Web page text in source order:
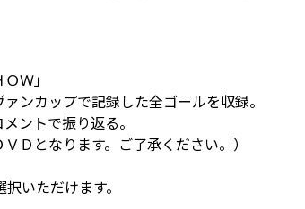
Ｗ」
ンカップで記録した全ゴールを収録。
ントで振り返る。
Ｄとなります。ご了承ください。）
いただけます。